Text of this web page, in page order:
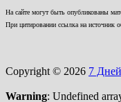
На сайте могут быть опубликованы
При цитировании ссылка на источник
Copyright © 2026 7
Warning: Undefined